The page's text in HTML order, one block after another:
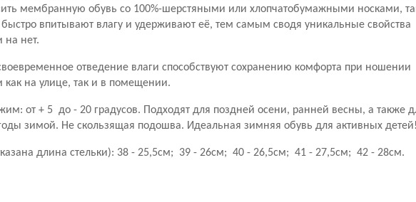
мембранную обувь со 100%-шерстяными или хлопчатобумажными носками,
впитывают влагу и удерживают её, тем самым сводя уникальные свойства
на нет.
отведение влаги способствуют сохранению комфорта при ношении
на улице, так и в помещении.
от + 5 до - 20 градусов. Подходят для поздней осени, ранней весны, а также
зимой. Не скользящая подошва. Идеальная зимняя обувь для активных детей!
длина стельки): 38 - 25,5см; 39 - 26см; 40 - 26,5см; 41 - 27,5см; 42 - 28см.